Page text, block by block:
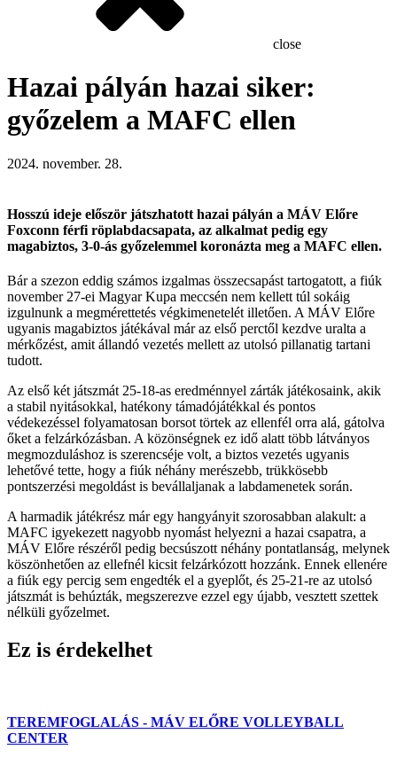
close
Hazai pályán hazai siker:
győzelem a MAFC ellen
2024. november. 28.
Hosszú ideje először játszhatott hazai pályán a MÁV Előre
Foxconn férfi röplabdacsapata, az alkalmat pedig egy
magabiztos, 3-0-ás győzelemmel koronázta meg a MAFC ellen.
Bár a szezon eddig számos izgalmas összecsapást tartogatott, a fiúk
november 27-ei Magyar Kupa meccsén nem kellett túl sokáig
izgulnunk a megmérettetés végkimenetelét illetően. A MÁV Előre
ugyanis magabiztos játékával már az első perctől kezdve uralta a
mérkőzést, amit állandó vezetés mellett az utolsó pillanatig tartani
tudott.
Az első két játszmát 25-18-as eredménnyel zárták játékosaink, akik
a stabil nyitásokkal, hatékony támadójátékkal és pontos
védekezéssel folyamatosan borsot törtek az ellenfél orra alá, gátolva
őket a felzárkózásban. A közönségnek ez idő alatt több látványos
megmozduláshoz is szerencséje volt, a biztos vezetés ugyanis
lehetővé tette, hogy a fiúk néhány merészebb, trükkösebb
pontszerzési megoldást is bevállaljanak a labdamenetek során.
A harmadik játékrész már egy hangyányit szorosabban alakult: a
MAFC igyekezett nagyobb nyomást helyezni a hazai csapatra, a
MÁV Előre részéről pedig becsúszott néhány pontatlanság, melynek
köszönhetően az ellefnél kicsit felzárkózott hozzánk. Ennek ellenére
a fiúk egy percig sem engedték el a gyeplőt, és 25-21-re az utolsó
játszmát is behúzták, megszerezve ezzel egy újabb, vesztett szettek
nélküli győzelmet.
Ez is érdekelhet
TEREMFOGLALÁS - MÁV ELŐRE VOLLEYBALL
CENTER